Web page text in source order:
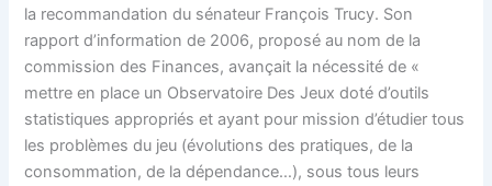
la recommandation du sénateur François Trucy. Son
rapport d’information de 2006, proposé au nom de la
commission des Finances, avançait la nécessité de «
mettre en place un Observatoire Des Jeux doté d’outils
statistiques appropriés et ayant pour mission d’étudier tous
les problèmes du jeu (évolutions des pratiques, de la
consommation, de la dépendance…), sous tous leurs